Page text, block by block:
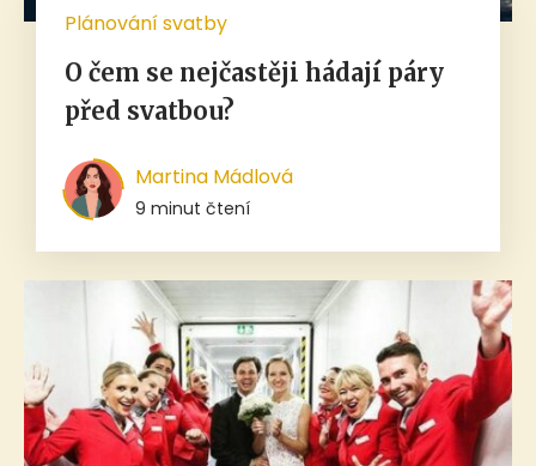
Plánování svatby
O čem se nejčastěji hádají páry
před svatbou?
Martina Mádlová
9 minut čtení